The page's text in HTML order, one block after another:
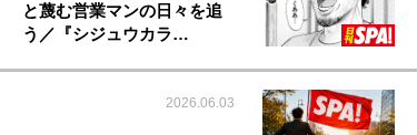
と蔑む営業マンの日々を追
う／『シジュウカラ…
2026.06.03